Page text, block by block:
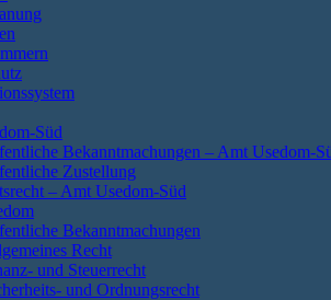
Süd
Bekanntmachungen – Amt Usedom-
Zustellung
– Amt Usedom-Süd
Bekanntmachungen
Recht
und Steuerrecht
und Ordnungsrecht